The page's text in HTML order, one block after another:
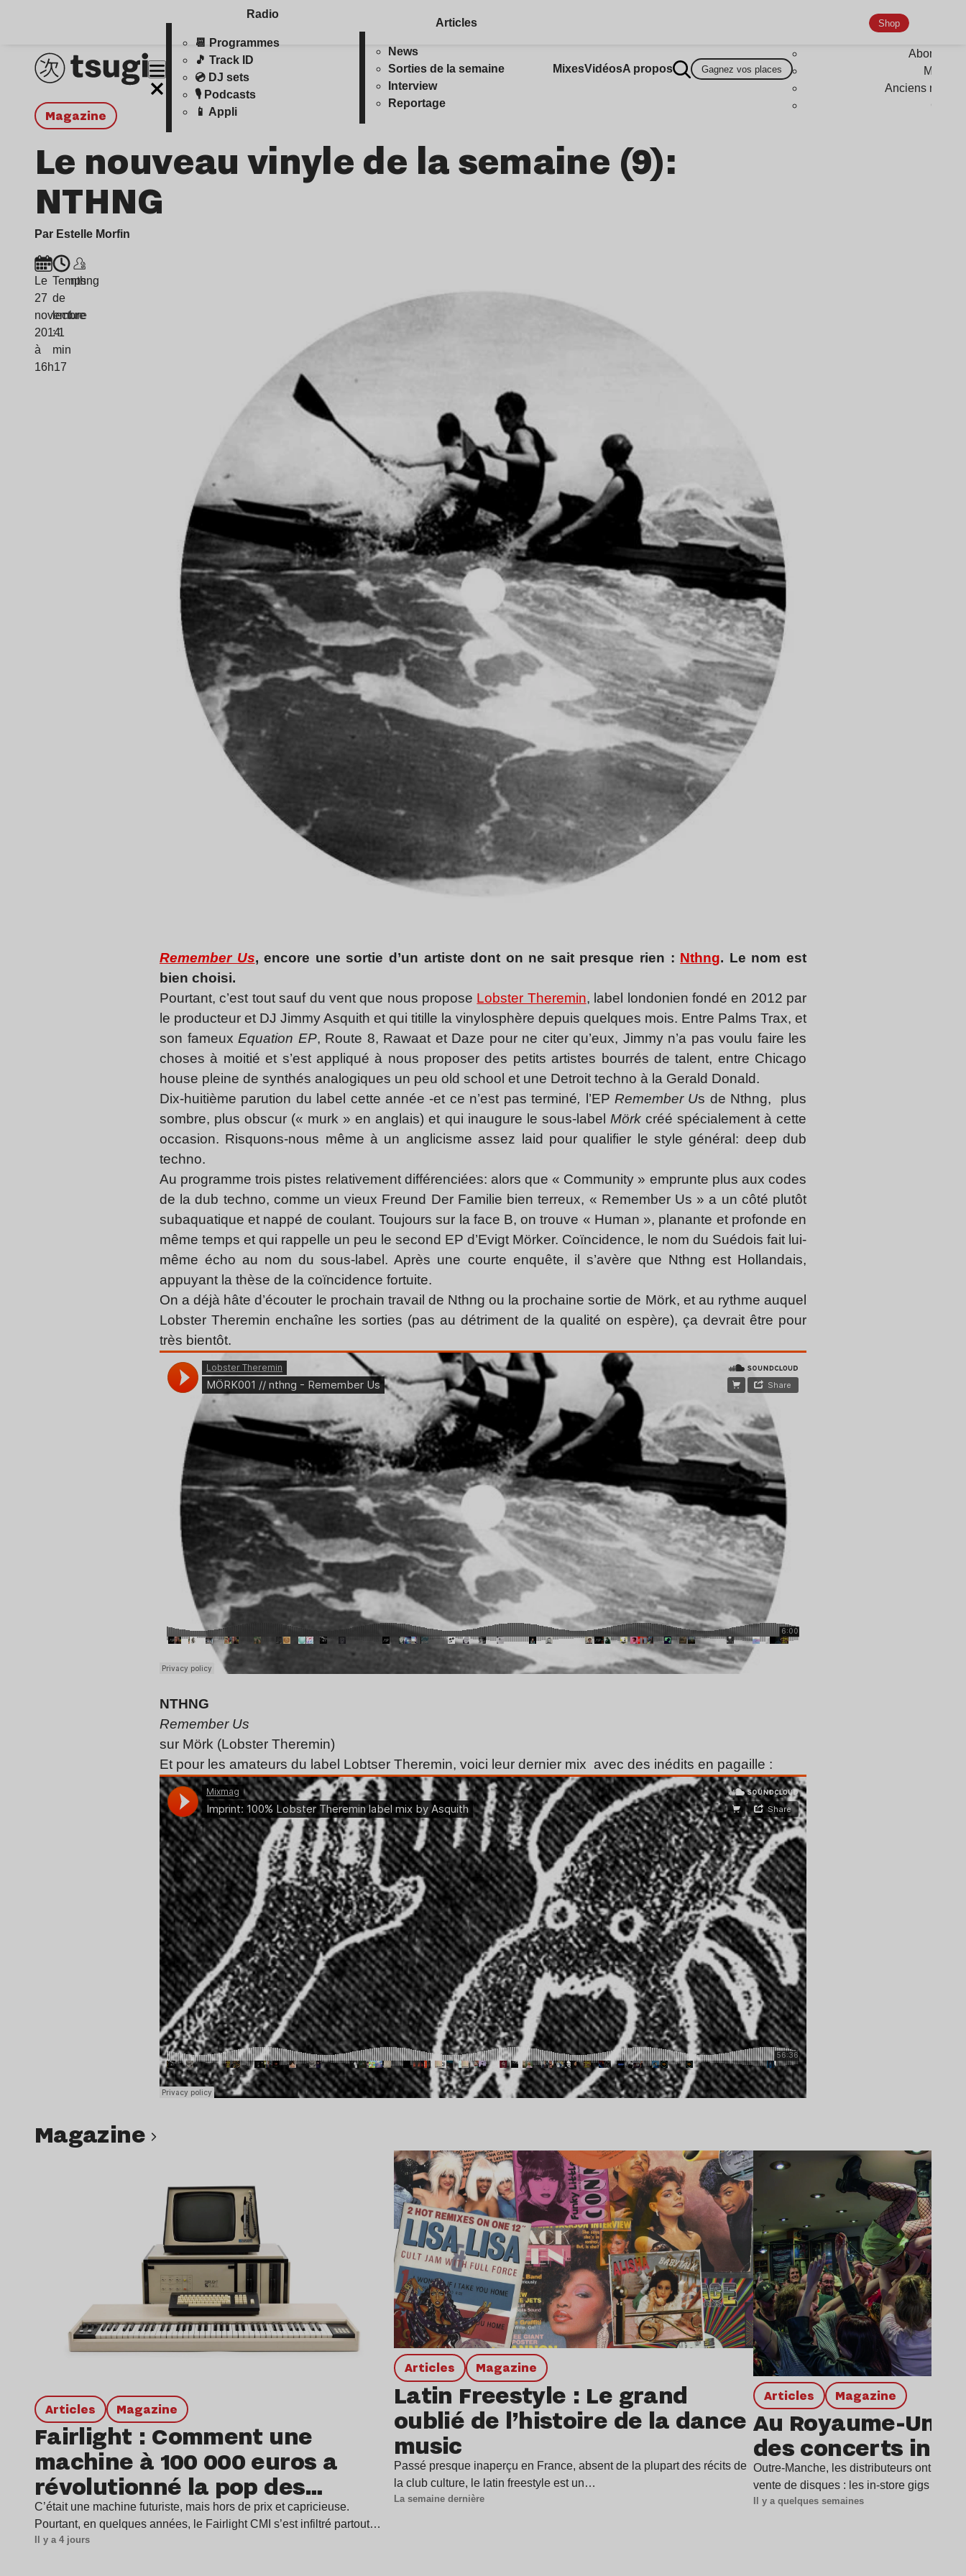
Radio
📆 Programmes
🎵 Track ID
💿 DJ sets
🎙️ Podcasts
📱 Appli
Articles
News
Sorties de la semaine
Interview
Reportage
MixesVidéosA propos Gagnez vos places
Shop
Anciens
magazine
Le nouveau vinyle de la semaine (9):
NTHNG
Par Estelle Morfin
Le
27
novembre
2014
à
16h17
Temps
de
lecture
: 1
min
nthng
Remember Us, encore une sortie d’un artiste dont on ne sait presque rien : Nthng. Le nom est
bien choisi.
Pourtant, c’est tout sauf du vent que nous propose Lobster Theremin, label londonien fondé en 2012 par
le producteur et DJ Jimmy Asquith et qui titille la vinylosphère depuis quelques mois. Entre Palms Trax, et
son fameux Equation EP, Route 8, Rawaat et Daze pour ne citer qu’eux, Jimmy n’a pas voulu faire les
choses à moitié et s’est appliqué à nous proposer des petits artistes bourrés de talent, entre Chicago
house pleine de synthés analogiques un peu old school et une Detroit techno à la Gerald Donald.
Dix-huitième parution du label cette année -et ce n’est pas terminé, l’EP Remember Us de Nthng, plus
sombre, plus obscur (« murk » en anglais) et qui inaugure le sous-label Mörk créé spécialement à cette
occasion. Risquons-nous même à un anglicisme assez laid pour qualifier le style général: deep dub
techno.
Au programme trois pistes relativement différenciées: alors que « Community » emprunte plus aux codes
de la dub techno, comme un vieux Freund Der Familie bien terreux, « Remember Us » a un côté plutôt
subaquatique et nappé de coulant. Toujours sur la face B, on trouve « Human », planante et profonde en
même temps et qui rappelle un peu le second EP d’Evigt Mörker. Coïncidence, le nom du Suédois fait lui-
même écho au nom du sous-label. Après une courte enquête, il s’avère que Nthng est Hollandais,
appuyant la thèse de la coïncidence fortuite.
On a déjà hâte d’écouter le prochain travail de Nthng ou la prochaine sortie de Mörk, et au rythme auquel
Lobster Theremin enchaîne les sorties (pas au détriment de la qualité on espère), ça devrait être pour
très bientôt.
NTHNG
Remember Us
sur Mörk (Lobster Theremin)
Et pour les amateurs du label Lobtser Theremin, voici leur dernier mix avec des inédits en pagaille :
magazine
Articles magazine
Fairlight : Comment une
machine à 100 000 euros a
révolutionné la pop des
années 1980 ?
C’était une machine futuriste, mais hors de prix et capricieuse.
Pourtant, en quelques années, le Fairlight CMI s’est infiltré partout…
Il y a 4 jours
Articles magazine
Latin Freestyle : Le grand
oublié de l’histoire de la dance
music
Passé presque inaperçu en France, absent de la plupart des récits de
la club culture, le latin freestyle est un…
La semaine dernière
Articles magazine
Au Royaume-Uni,
des concerts in-
Outre-Manche, les distributeurs ont
vente de disques : les in-store gigs (ou «
Il y a quelques semaines
Lire l’article Lire l’article